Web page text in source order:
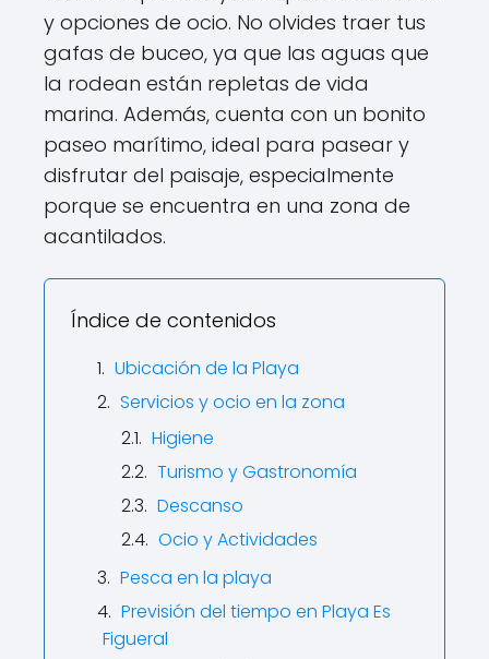
y opciones de ocio. No olvides traer tus
gafas de buceo, ya que las aguas que
la rodean están repletas de vida
marina. Además, cuenta con un bonito
paseo marítimo, ideal para pasear y
disfrutar del paisaje, especialmente
porque se encuentra en una zona de
acantilados.
Índice de contenidos
Ubicación de la Playa
Servicios y ocio en la zona
Higiene
Turismo y Gastronomía
Descanso
Ocio y Actividades
Pesca en la playa
Previsión del tiempo en Playa Es
Figueral